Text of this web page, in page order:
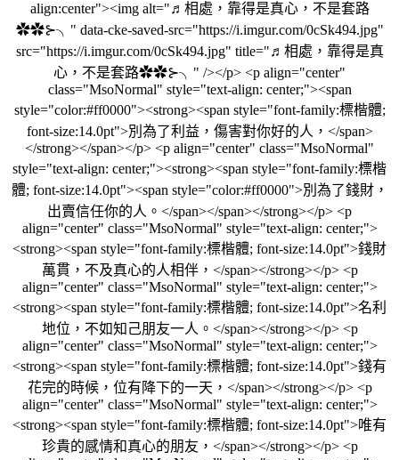
align:center"><img alt="♬相處，靠得是真心，不是套路
✿✿⊱╮" data-cke-saved-src="https://i.imgur.com/0cSk494.jpg"
src="https://i.imgur.com/0cSk494.jpg" title="♬相處，靠得是真
心，不是套路✿✿⊱╮" /></p> <p align="center"
class="MsoNormal" style="text-align: center;"><span
style="color:#ff0000"><strong><span style="font-family:標楷體;
font-size:14.0pt">別為了利益，傷害對你好的人，</span>
</strong></span></p> <p align="center" class="MsoNormal"
style="text-align: center;"><strong><span style="font-family:標楷
體; font-size:14.0pt"><span style="color:#ff0000">別為了錢財，
出賣信任你的人。</span></span></strong></p> <p
align="center" class="MsoNormal" style="text-align: center;">
<strong><span style="font-family:標楷體; font-size:14.0pt">錢財
萬貫，不及真心的人相伴，</span></strong></p> <p
align="center" class="MsoNormal" style="text-align: center;">
<strong><span style="font-family:標楷體; font-size:14.0pt">名利
地位，不如知己朋友一人。</span></strong></p> <p
align="center" class="MsoNormal" style="text-align: center;">
<strong><span style="font-family:標楷體; font-size:14.0pt">錢有
花完的時候，位有降下的一天，</span></strong></p> <p
align="center" class="MsoNormal" style="text-align: center;">
<strong><span style="font-family:標楷體; font-size:14.0pt">唯有
珍貴的感情和真心的朋友，</span></strong></p> <p